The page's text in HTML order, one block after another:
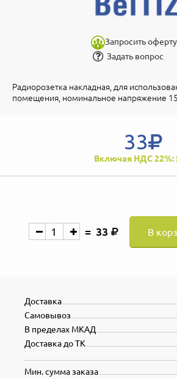
Запросить оферту
Задать вопрос
Радиорозетка накладная, для
помещения, номинальное напряжение
33
Включая НДС 22%:
33 В
Доставка
Самовывоз
В пределах МКАД
Доставка до ТК
Мин. сумма заказа